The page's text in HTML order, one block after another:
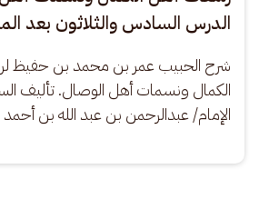
الدرس السادس والثلاثون بعد
شرح الحبيب عمر بن محمد بن حفيظ
الكمال ونسمات أهل الوصال. تأليف
الإمام/ عبدالرحمن بن عبد الله بن أحمد